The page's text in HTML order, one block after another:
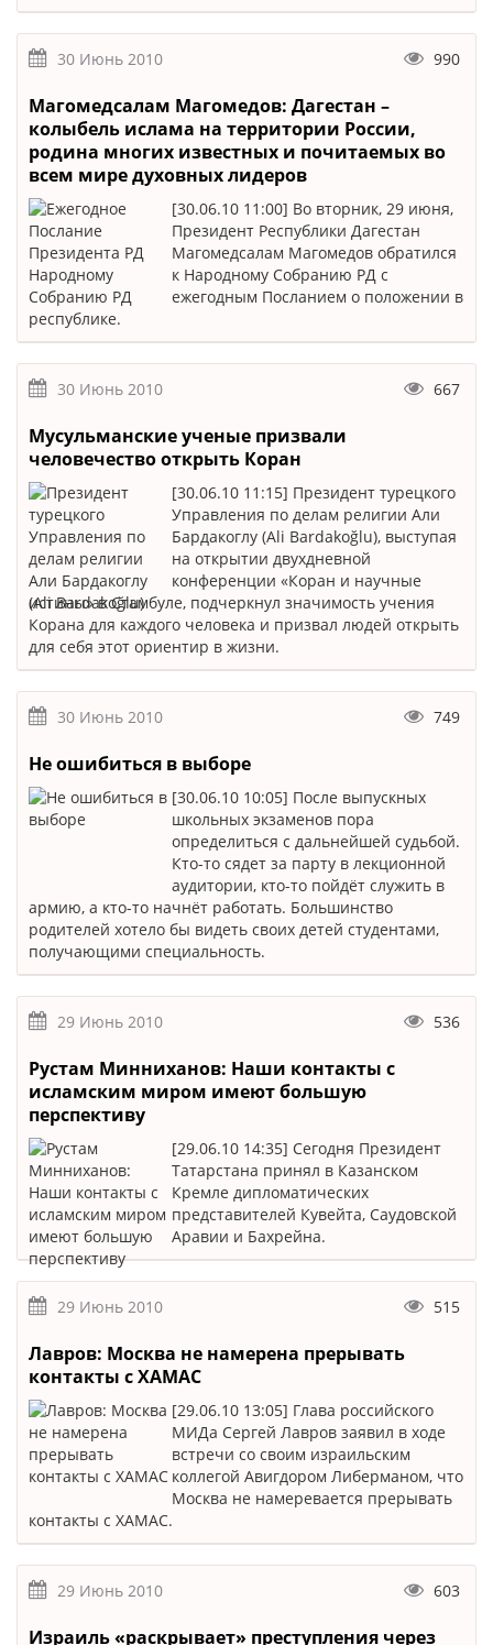
30 Июнь 2010 990
Магомедсалам Магомедов: Дагестан –
колыбель ислама на территории России,
родина многих известных и почитаемых во
всем мире духовных лидеров
[30.06.10 11:00] Во вторник, 29 июня,
Президент Республики Дагестан
Магомедсалам Магомедов обратился
к Народному Собранию РД с
ежегодным Посланием о положении в
республике.
30 Июнь 2010 667
Мусульманские ученые призвали
человечество открыть Коран
[30.06.10 11:15] Президент турецкого
Управления по делам религии Али
Бардакоглу (Ali Bardakoğlu), выступая
на открытии двухдневной
конференции «Коран и научные
истины» в Стамбуле, подчеркнул значимость учения
Корана для каждого человека и призвал людей открыть
для себя этот ориентир в жизни.
30 Июнь 2010 749
Не ошибиться в выборе
[30.06.10 10:05] После выпускных
школьных экзаменов пора
определиться с дальнейшей судьбой.
Кто-то сядет за парту в лекционной
аудитории, кто-то пойдёт служить в
армию, а кто-то начнёт работать. Большинство
родителей хотело бы видеть своих детей студентами,
получающими специальность.
29 Июнь 2010 536
Рустам Минниханов: Наши контакты с
исламским миром имеют большую
перспективу
[29.06.10 14:35] Сегодня Президент
Татарстана принял в Казанском
Кремле дипломатических
представителей Кувейта, Саудовской
Аравии и Бахрейна.
29 Июнь 2010 515
Лавров: Москва не намерена прерывать
контакты с ХАМАС
[29.06.10 13:05] Глава российского
МИДа Сергей Лавров заявил в ходе
встречи со своим израильским
коллегой Авигдором Либерманом, что
Москва не намеревается прерывать
контакты с ХАМАС.
29 Июнь 2010 603
Израиль «раскрывает» преступления через